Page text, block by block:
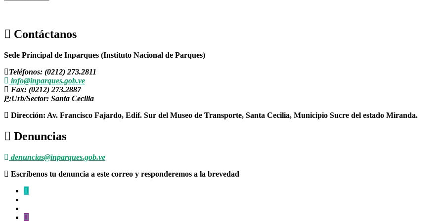
Contáctanos
Sede Principal de Inparques (Instituto Nacional de Parques)
Teléfonos: (0212) 273.2811
info@inparques.gob.ve
Fax: (0212) 273.2887
P:Urb/Sector: Santa Cecilia
Dirección: Av. Francisco Fajardo, Edif. Sur del Museo de Transporte, Santa Cecilia, Municipio Sucre del estado Miranda.
Denuncias
denuncias@inparques.gob.ve
Escríbenos tu denuncia a este correo y responderemos a la brevedad